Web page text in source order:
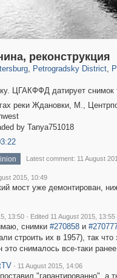
реконструкция
29,243
, Petrogradsky District
22,955 438
,
ЦГАКФФД датирует снимок
реки Ждановки, М.,
by Tanya751018
Latest comment: 11 August
2015, 10:49
мост уже демонтирован,
13:50 · Edited 11 August 2015, 13:55
снимки #270858и
строить их в 1957), так
это снималось все-таки ранее
· 11 August 2015, 14:06
"гарантированно", а